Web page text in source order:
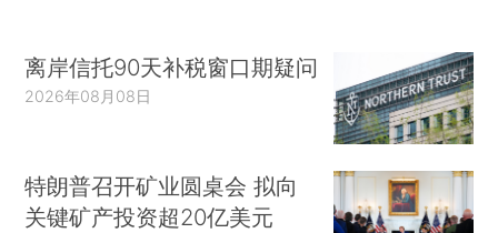
离岸信托90天补税窗口期疑问
2026年08月08日
特朗普召开矿业圆桌会 拟向
关键矿产投资超20亿美元